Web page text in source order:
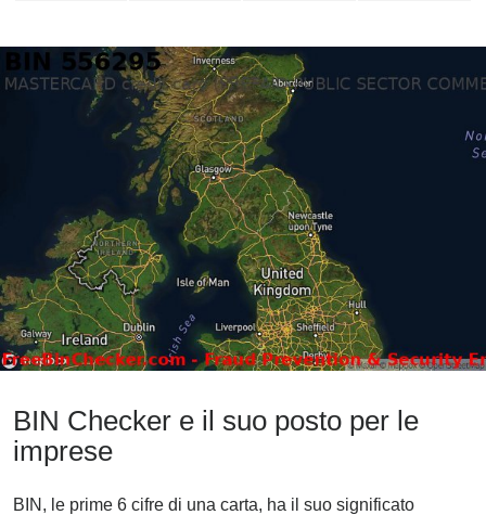
BIN Checker e il suo posto per le
imprese
BIN, le prime 6 cifre di una carta, ha il suo significato